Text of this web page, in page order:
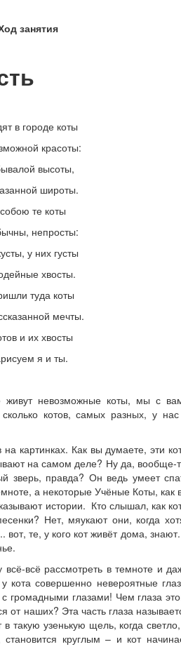
года
занятия
в городе коты
красоты:
высоты,
широты.
те коты
непросты:
у них густы
хвосты.
туда коты
мечты.
и их хвосты
я и ты.
живут невозможные коты, мы с
котов, самых разных, у
картинках. Как вы думаете, эти
на самом деле? Ну да, вообще-
зверь, правда? Он ведь умеет
а некоторые Учёные Коты, как
истории. Кто слышал, как
Нет, мяукают они, когда
те, у кого кот живёт дома,
всё-всё рассмотреть в темноте и
совершенно невероятные
громадными глазами! Чем глаза
от наших? Эта часть глаза
в такую узенькую щель, когда
становится круглым – и кот